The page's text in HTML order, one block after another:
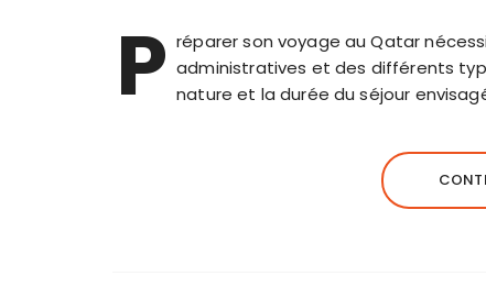
P réparer son voyage au Qatar
administratives et des différents
nature et la durée du séjour